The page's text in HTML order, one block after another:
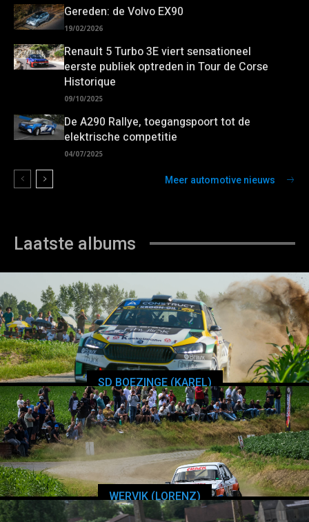
Gereden: de Volvo EX90
19/02/2026
Renault 5 Turbo 3E viert sensationeel
eerste publiek optreden in Tour de Corse
Historique
09/10/2025
De A290 Rallye, toegangspoort tot de
elektrische competitie
04/07/2025
Meer automotive nieuws
Laatste albums
SD BOEZINGE (KAREL)
WERVIK (LORENZ)